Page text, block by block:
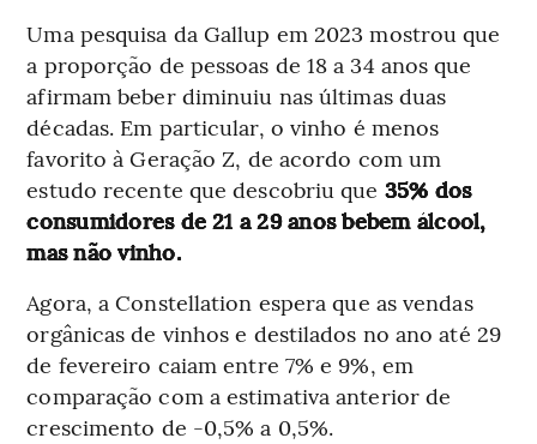
Uma pesquisa da Gallup em 2023 mostrou que
a proporção de pessoas de 18 a 34 anos que
afirmam beber diminuiu nas últimas duas
décadas. Em particular, o vinho é menos
favorito à Geração Z, de acordo com um
estudo recente que descobriu que 35% dos
consumidores de 21 a 29 anos bebem álcool,
mas não vinho.
Agora, a Constellation espera que as vendas
orgânicas de vinhos e destilados no ano até 29
de fevereiro caiam entre 7% e 9%, em
comparação com a estimativa anterior de
crescimento de -0,5% a 0,5%.